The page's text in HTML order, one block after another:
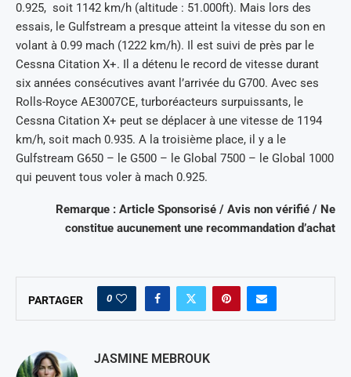
0.925, soit 1142 km/h (altitude : 51.000ft). Mais lors des
essais, le Gulfstream a presque atteint la vitesse du son en
volant à 0.99 mach (1222 km/h). Il est suivi de près par le
Cessna Citation X+. Il a détenu le record de vitesse durant
six années consécutives avant l’arrivée du G700. Avec ses
Rolls-Royce AE3007CE, turboréacteurs surpuissants, le
Cessna Citation X+ peut se déplacer à une vitesse de 1194
km/h, soit mach 0.935. A la troisième place, il y a le
Gulfstream G650 – le G500 – le Global 7500 – le Global 1000
qui peuvent tous voler à mach 0.925.
Remarque : Article Sponsorisé / Avis non vérifié / Ne
constitue aucunement une recommandation d’achat
PARTAGER 0
JASMINE MEBROUK